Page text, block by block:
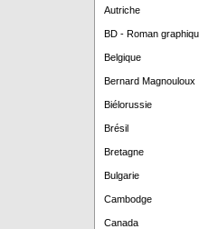
Autriche
BD - Roman
Belgique
Bernard Magnouloux
Biélorussie
Brésil
Bretagne
Bulgarie
Cambodge
Canada